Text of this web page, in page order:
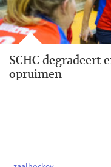
SCHC degradeert
opruimen